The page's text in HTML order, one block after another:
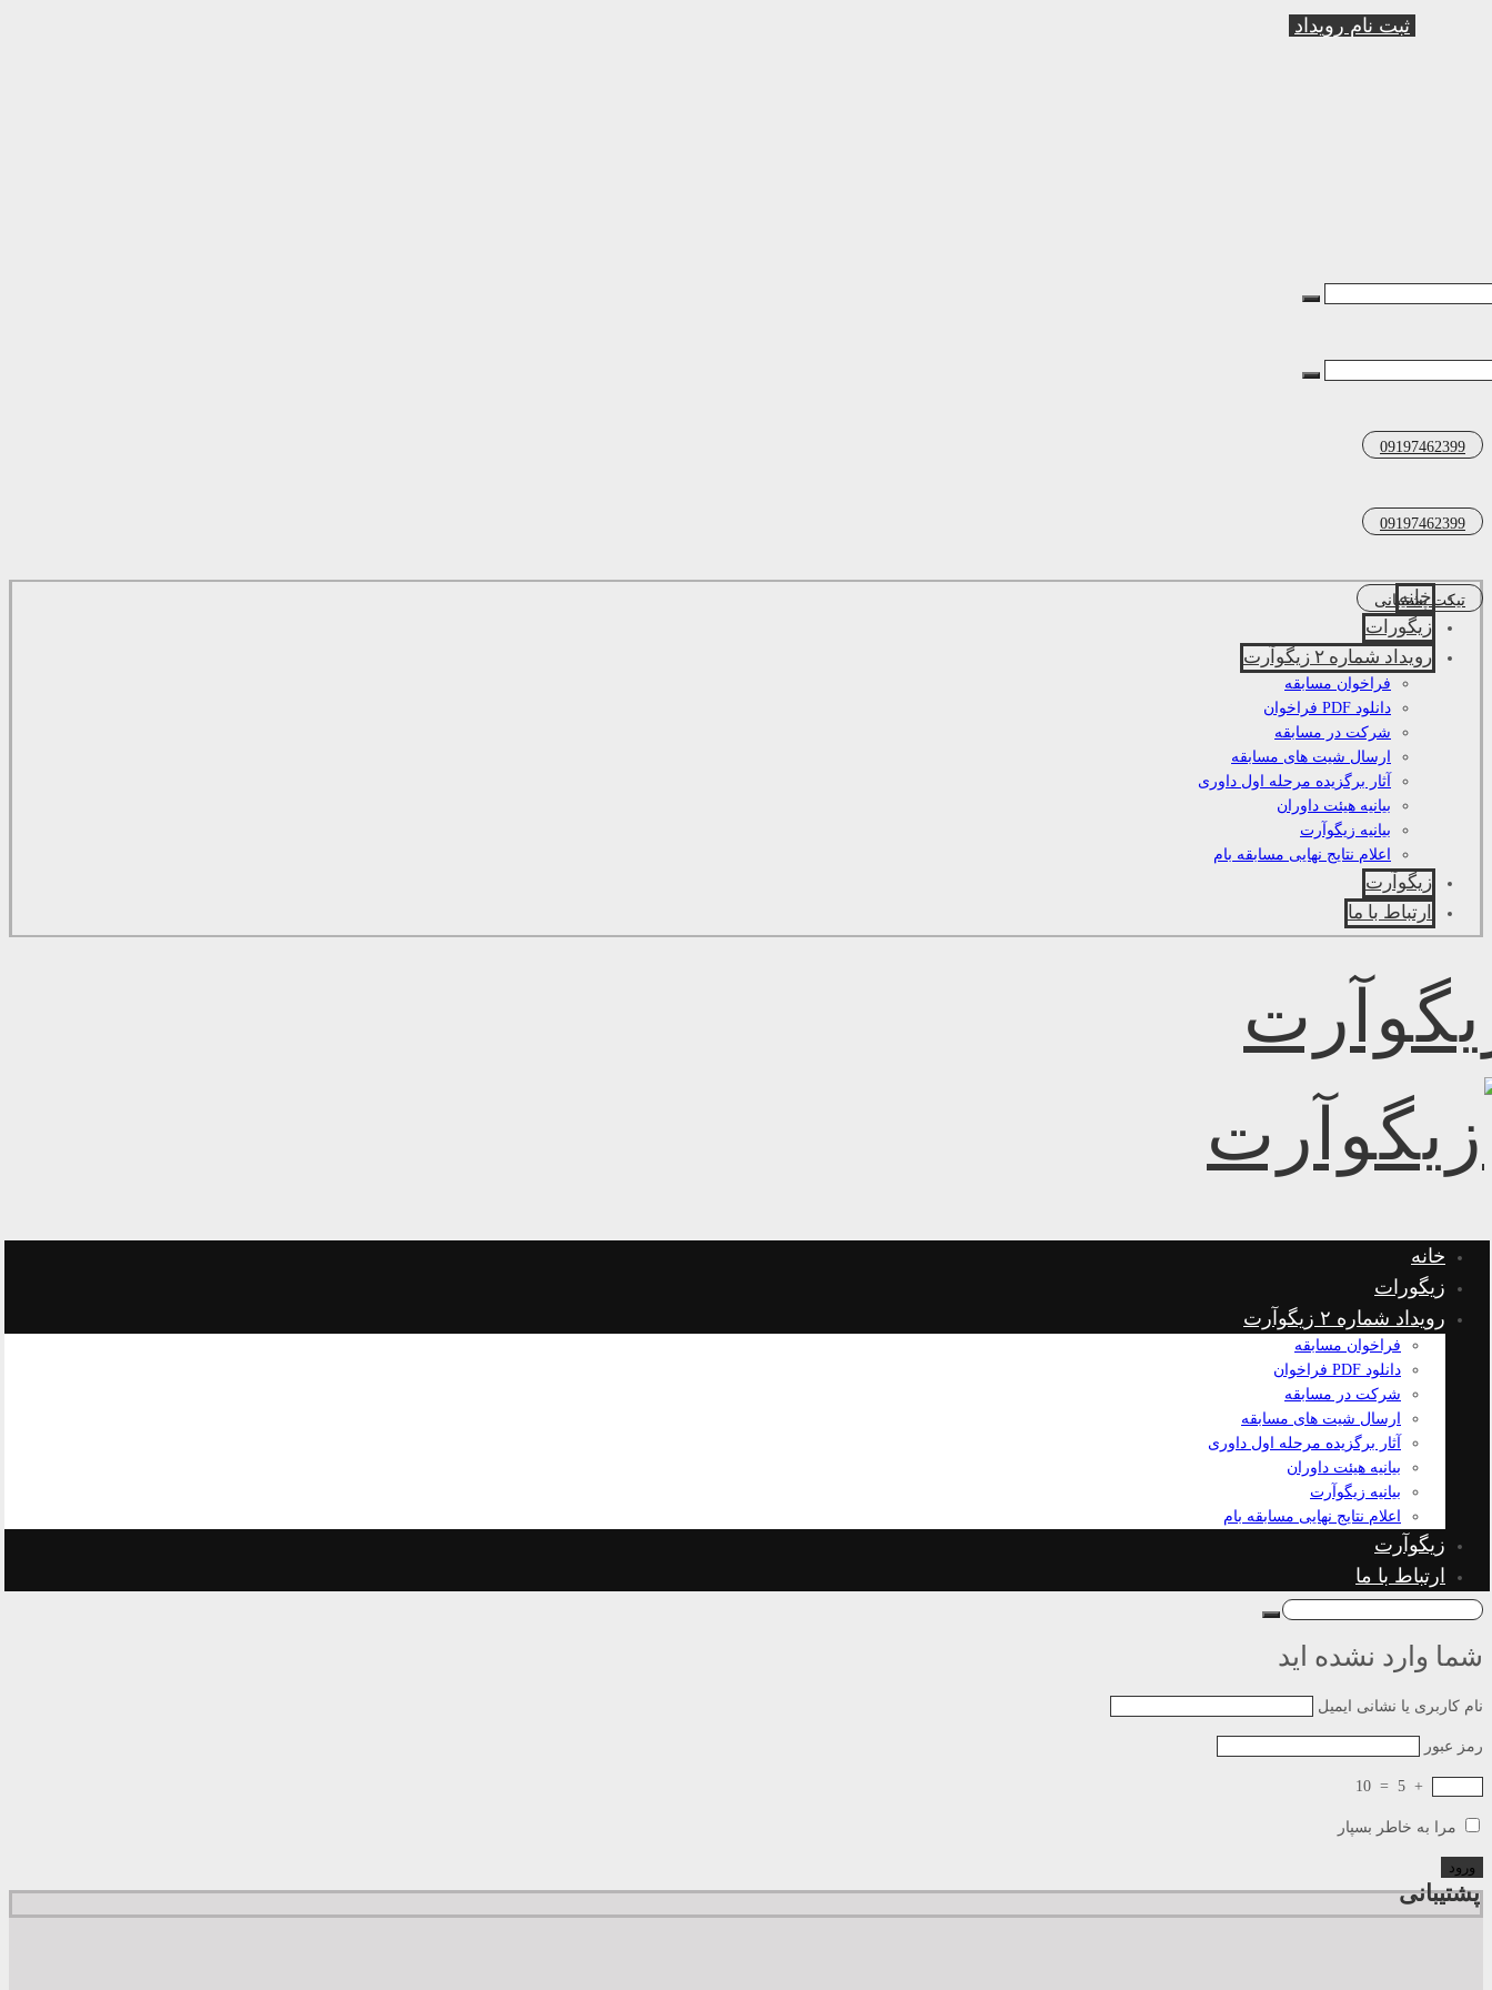
ثبت نام رویداد
09197462399
09197462399
تیکت پشتیبانی
خانه
زیگورات
رویداد شماره ۲ زیگوآرت
فراخوان مسابقه
دانلود PDF فراخوان
شرکت در مسابقه
ارسال شیت های مسابقه
آثار برگزیده مرحله اول داوری
بیانیه هیئت داوران
بیانیه زیگوآرت
اعلام نتایج نهایی مسابقه بام
زیگوآرت
ارتباط با ما
خانه
زیگورات
رویداد شماره ۲ زیگوآرت
فراخوان مسابقه
دانلود PDF فراخوان
شرکت در مسابقه
ارسال شیت های مسابقه
آثار برگزیده مرحله اول داوری
بیانیه هیئت داوران
بیانیه زیگوآرت
اعلام نتایج نهایی مسابقه بام
زیگوآرت
ارتباط با ما
شما وارد نشده اید
نام کاربری یا نشانی ایمیل
رمز عبور
+
5
=
10
مرا به خاطر بسپار
پشتیبانی